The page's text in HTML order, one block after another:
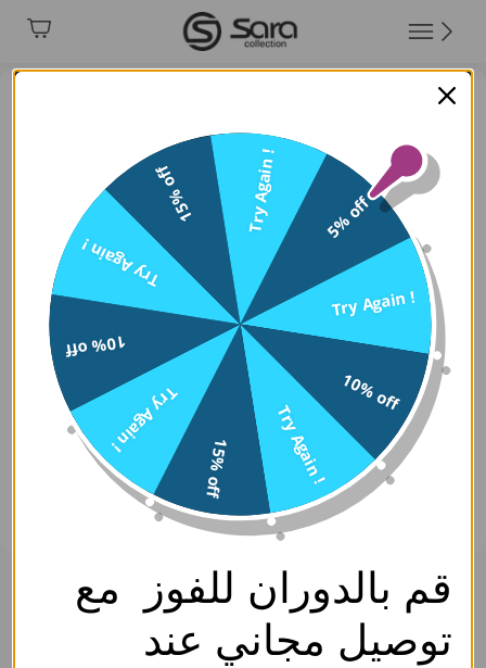
حلق - فضي ابيض - 0
سارة كوليكشن
SKU: EP2771-Silver White-0
5% off
Try Again !
10% off
Try Again !
15% off
Try Again !
10% off
Try Again !
15% off Try Again !
قم بالدوران للفوز مع
توصيل مجاني عند